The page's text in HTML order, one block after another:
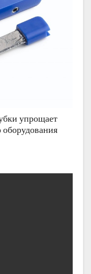
упрощает
оборудования